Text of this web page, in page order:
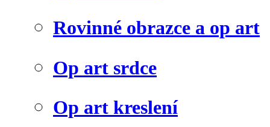
Rovinné obrazce a op art
Op art srdce
Op art kreslení